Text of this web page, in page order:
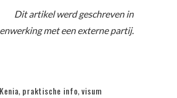
Dit artikel werd geschreven in
met een externe partij.
Kenia, praktische info, visum